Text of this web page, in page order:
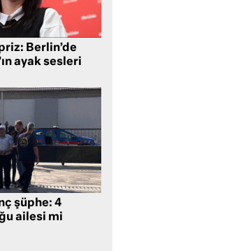
Berlin’de
ayak sesleri
şüphe: 4
ailesi mi